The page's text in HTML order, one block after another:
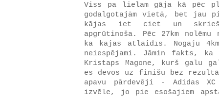
Viss pa lielam gāja kā pēc
godalgotajām vietā, bet jau
kājas iet ciet un
apgrūtinoša. Pēc 27km
ka kājas atlaidīs. Nogāju
neiespējami. Jāmin fakts, ka
Kristaps Magone, kurš galu
es devos uz finišu bez
apavu pārdevēji - Adidas
izvēle, jo pie esošajiem